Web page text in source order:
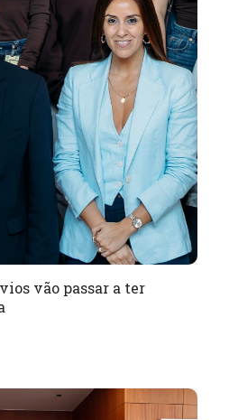
vão passar a ter